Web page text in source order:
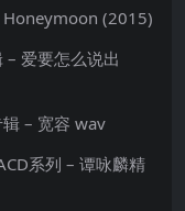
Honeymoon (2015)
爱要怎么说出
– 宽容 wav
系列 – 谭咏麟精